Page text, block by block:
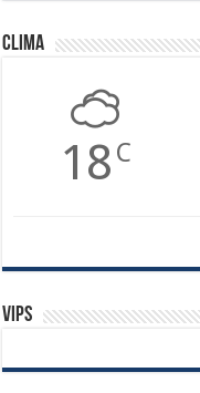
Clima
18 C
Vips